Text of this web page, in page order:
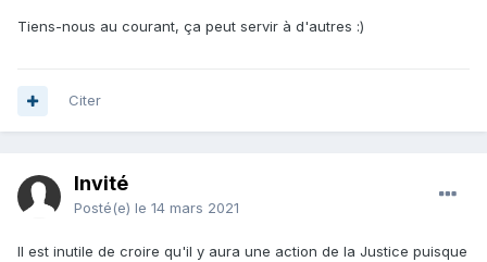
Tiens-nous au courant, ça peut servir à d'autres :)
Citer
Invité
Posté(e) le 14 mars 2021
Il est inutile de croire qu'il y aura une action de la Justice puisque